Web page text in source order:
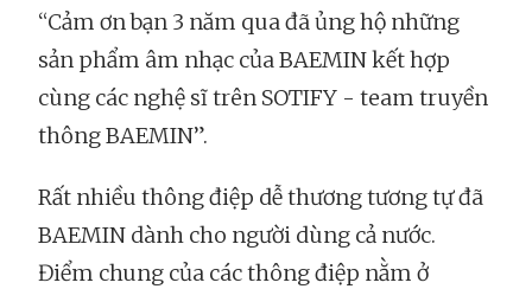
“Cảm ơn bạn 3 năm qua đã ủng hộ những
sản phẩm âm nhạc của BAEMIN kết hợp
cùng các nghệ sĩ trên SOTIFY - team truyền
thông BAEMIN”.
Rất nhiều thông điệp dễ thương tương tự đã
BAEMIN dành cho người dùng cả nước.
Điểm chung của các thông điệp nằm ở